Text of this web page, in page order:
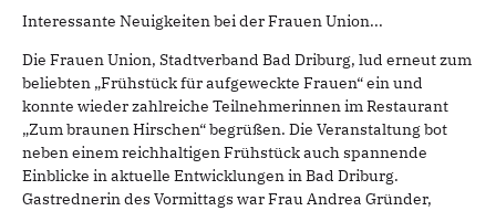
Interessante Neuigkeiten bei der Frauen Union...
Die Frauen Union, Stadtverband Bad Driburg, lud erneut zum
beliebten „Frühstück für aufgeweckte Frauen“ ein und
konnte wieder zahlreiche Teilnehmerinnen im Restaurant
„Zum braunen Hirschen“ begrüßen. Die Veranstaltung bot
neben einem reichhaltigen Frühstück auch spannende
Einblicke in aktuelle Entwicklungen in Bad Driburg.
Gastrednerin des Vormittags war Frau Andrea Gründer,